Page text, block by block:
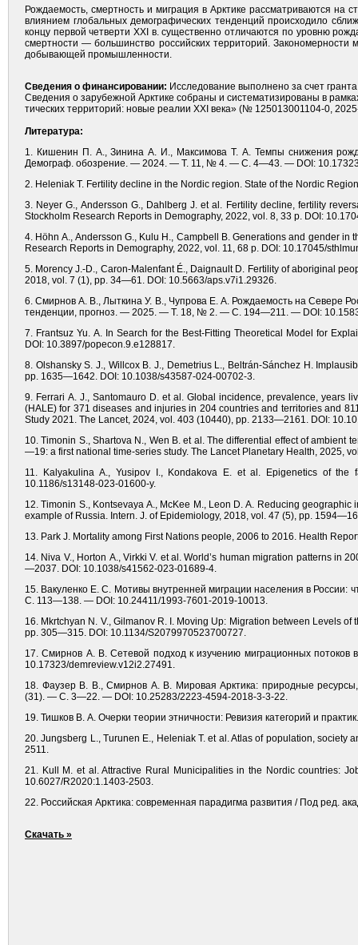
Рождаемость, смертность и миграция в Арк­тике рассматриваются на
влиянием глобальных демографических тенденций происходило
концу первой четверти XXI в. существенно отличаются по уровню
смертности — большинство российских территорий. Закономерности
добывающей промышленности.
Сведения о финансировании: Исследование выполнено за счет
Сведения о зарубежной Арк­тике собраны и систематизированы в
тических территорий: новые реалии XXI века» (№ 125013001104-0, 2025-
Литература:
1. Кишенин П. А., Зинина А. И., Максимова Т. А. Темпы снижения
Демограф. обозрение. — 2024. — Т. 11, № 4. — С. 4—43. — DOI:
2. Heleniak T. Fertility decline in the Nordic region. State of the Nordic
3. Neyer G., Andersson G., Dahlberg J. et al. Fertility decline, fertility
Stockholm Research Reports in Demography, 2022, vol. 8, 33 p. DOI:
4. Höhn A., Andersson G., Kulu H., Campbell B. Generations and gender
Research Reports in Demography, 2022, vol. 11, 68 p. DOI: 10.17045/
5. Morency J.-D., Caron-Malenfant É., Daignault D. Fertility of aboriginal
2018, vol. 7 (1), pp. 34—61. DOI: 10.5663/aps.v7i1.29326.
6. Смирнов А. В., Лыткина У. В., Чупрова Е. А. Рождаемость на Севере
тенденции, прогноз. — 2025. — Т. 18, № 2. — С. 194—211. — DOI:
7. Frantsuz Yu. A. In Search for the Best-Fitting Theoretical Model for
DOI: 10.3897/popecon.9.e128817.
8. Olshansky S. J., Willcox B. J., Demetrius L., Beltrán-Sánchez H.
pp. 1635—1642. DOI: 10.1038/s43587-024-00702-3.
9. Ferrari A. J., Santomauro D. et al. Global incidence, prevalence, years
(HALE) for 371 diseases and injuries in 204 countries and territories and
Study 2021. The Lancet, 2024, vol. 403 (10440), pp. 2133—2161. DOI:
10. Timonin S., Shartova N., Wen B. et al. The differential effect of
—19: a first national time-series study. The Lancet Planetary Health, 2025,
11. Kalyakulina A., Yusipov I., Kondakova E. et al. Epigenetics of
10.1186/s13148-023-01600-y.
12. Timonin S., Kontsevaya A., McKee M., Leon D. A. Reducing
example of Russia. Intern. J. of Epidemiology, 2018, vol. 47 (5), pp.
13. Park J. Mortality among First Nations people, 2006 to 2016. Health
14. Niva V., Horton A., Virkki V. et al. World’s human migration patterns
—2037. DOI: 10.1038/s41562-023-01689-4.
15. Вакуленко Е. С. Мотивы внутренней миграции населения в
С. 113—138. — DOI: 10.24411/1993-7601-2019-10013.
16. Mkrtchyan N. V., Gilmanov R. I. Moving Up: Migration between Levels
pp. 305—315. DOI: 10.1134/S2079970523700727.
17. Смирнов А. В. Сетевой подход к изучению миграционных
10.17323/demreview.v12i2.27491.
18. Фаузер В. В., Смирнов А. В. Мировая Арктика: природные
(31). — С. 3—22. — DOI: 10.25283/2223-4594-2018-3-3-22.
19. Тишков В. А. Очерки теории этничности: Ревизия категорий и
20. Jungsberg L., Turunen E., Heleniak T. et al. Atlas of population, society
2511.
21. Kull M. et al. Attractive Rural Municipalities in the Nordic countries:
10.6027/R2020:1.1403-2503.
22. Российская Арктика: современная парадигма развития / Под ред.
Скачать »